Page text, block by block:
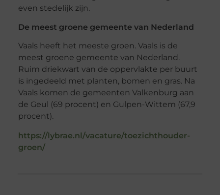
even stedelijk zijn.
De meest groene gemeente van Nederland
Vaals heeft het meeste groen. Vaals is de
meest groene gemeente van Nederland.
Ruim driekwart van de oppervlakte per buurt
is ingedeeld met planten, bomen en gras. Na
Vaals komen de gemeenten Valkenburg aan
de Geul (69 procent) en Gulpen-Wittem (67,9
procent).
https://lybrae.nl/vacature/toezichthouder-
groen/